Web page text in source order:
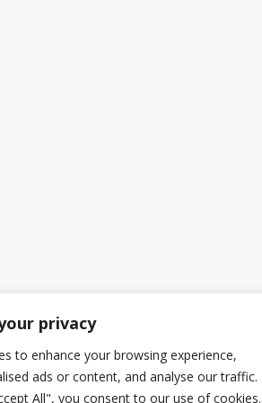
privacy
to enhance your browsing experience,
ads or content, and analyse our traffic.
All", you consent to our use of cookies.
Copyright © 2026 . All Rights